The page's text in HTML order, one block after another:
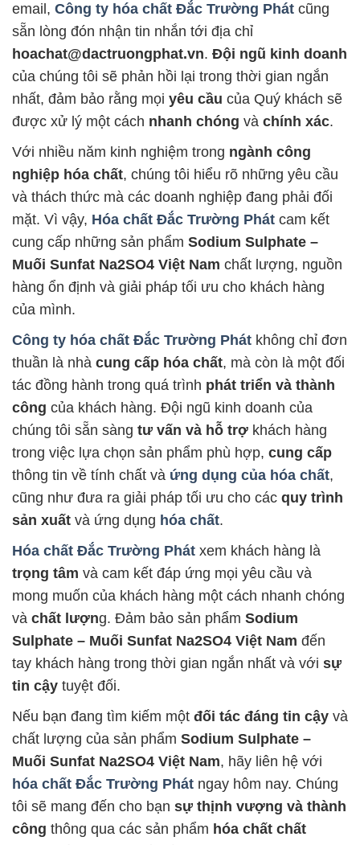
email, Công ty hóa chất Đắc Trường Phát cũng
sẵn lòng đón nhận tin nhắn tới địa chỉ
hoachat@dactruongphat.vn. Đội ngũ kinh doanh
của chúng tôi sẽ phản hồi lại trong thời gian ngắn
nhất, đảm bảo rằng mọi yêu cầu của Quý khách sẽ
được xử lý một cách nhanh chóng và chính xác.
Với nhiều năm kinh nghiệm trong ngành công
nghiệp hóa chất, chúng tôi hiểu rõ những yêu cầu
và thách thức mà các doanh nghiệp đang phải đối
mặt. Vì vậy, Hóa chất Đắc Trường Phát cam kết
cung cấp những sản phẩm Sodium Sulphate –
Muối Sunfat Na2SO4 Việt Nam chất lượng, nguồn
hàng ổn định và giải pháp tối ưu cho khách hàng
của mình.
Công ty hóa chất Đắc Trường Phát không chỉ đơn
thuần là nhà cung cấp hóa chất, mà còn là một đối
tác đồng hành trong quá trình phát triển và thành
công của khách hàng. Đội ngũ kinh doanh của
chúng tôi sẵn sàng tư vấn và hỗ trợ khách hàng
trong việc lựa chọn sản phẩm phù hợp, cung cấp
thông tin về tính chất và ứng dụng của hóa chất,
cũng như đưa ra giải pháp tối ưu cho các quy trình
sản xuất và ứng dụng hóa chất.
Hóa chất Đắc Trường Phát xem khách hàng là
trọng tâm và cam kết đáp ứng mọi yêu cầu và
mong muốn của khách hàng một cách nhanh chóng
và chất lượng. Đảm bảo sản phẩm Sodium
Sulphate – Muối Sunfat Na2SO4 Việt Nam đến
tay khách hàng trong thời gian ngắn nhất và với sự
tin cậy tuyệt đối.
Nếu bạn đang tìm kiếm một đối tác đáng tin cậy và
chất lượng của sản phẩm Sodium Sulphate –
Muối Sunfat Na2SO4 Việt Nam, hãy liên hệ với
hóa chất Đắc Trường Phát ngay hôm nay. Chúng
tôi sẽ mang đến cho bạn sự thịnh vượng và thành
công thông qua các sản phẩm hóa chất chất